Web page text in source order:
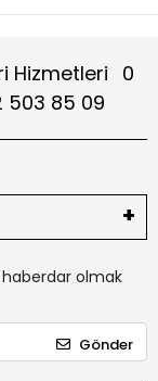
Hizmetleri
0
503 85 09
olmak
Gönder